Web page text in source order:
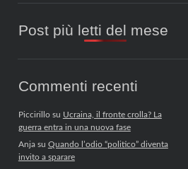
Post più letti del mese
Commenti recenti
Piccirillosu Ucraina, il fronte crolla? La
guerra entra in una nuova fase
Anjasu Quando l’odio “politico” diventa
invito a sparare